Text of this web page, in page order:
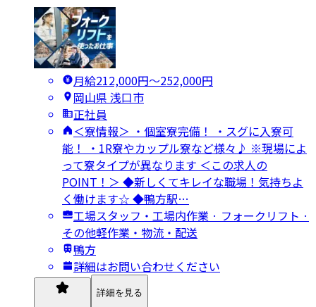
月給212,000円〜252,000円
岡山県 浅口市
正社員
＜寮情報＞ ・個室寮完備！ ・スグに入寮可
能！ ・1R寮やカップル寮など様々♪ ※現場によ
って寮タイプが異なります ＜この求人の
POINT！＞ ◆新しくてキレイな職場！気持ちよ
く働けます☆ ◆鴨方駅…
工場スタッフ・工場内作業 · フォークリフト ·
その他軽作業・物流・配送
鴨方
詳細はお問い合わせください
詳細を見る